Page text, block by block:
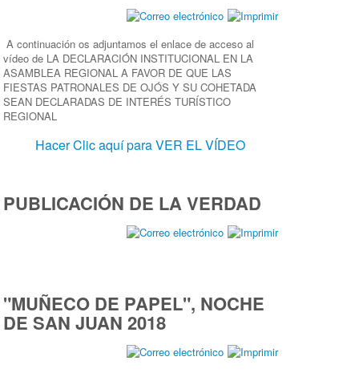
A continuación os adjuntamos el enlace de acceso al
vídeo de LA DECLARACIÓN INSTITUCIONAL EN LA
ASAMBLEA REGIONAL A FAVOR DE QUE LAS
FIESTAS PATRONALES DE OJÓS Y SU COHETADA
SEAN DECLARADAS DE INTERÉS TURÍSTICO
REGIONAL
Hacer Clic aquí para VER EL VÍDEO
PUBLICACIÓN DE LA VERDAD
"MUÑECO DE PAPEL", NOCHE
DE SAN JUAN 2018